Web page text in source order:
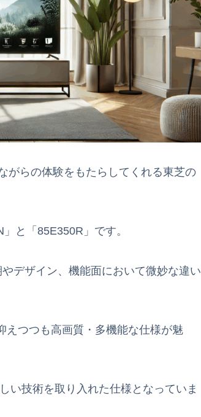
がらの体験をもたらしてくれる東芝の
と「85E350R」です。
デザイン、機能面において微妙な違い
えつつも高画質・多機能な仕様が魅
い技術を取り入れた仕様となっていま